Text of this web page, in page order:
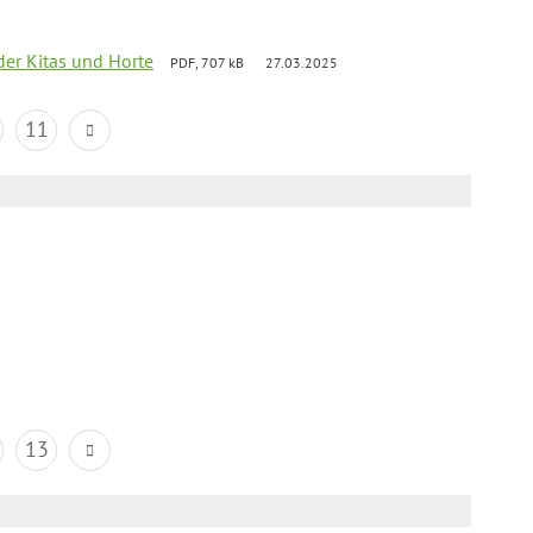
Kitas und Horte PDF, 707 kB 27.03.2025
11
13